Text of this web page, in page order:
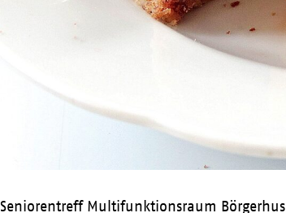
Seniorentreff Multifunktionsraum Börgerhus